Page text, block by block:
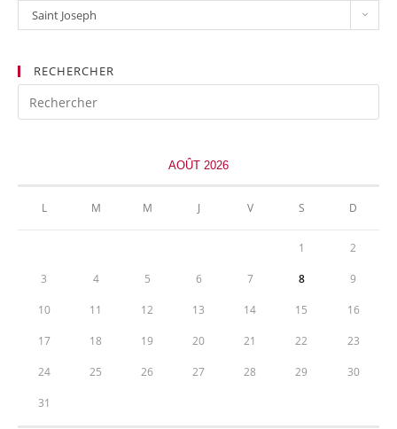
LIste
des
Saint Joseph
RECHERCHER
AOÛT 2026
L M M J V S D
1 2
3 4 5 6 7 8 9
10 11 12 13 14 15 16
17 18 19 20 21 22 23
24 25 26 27 28 29 30
31